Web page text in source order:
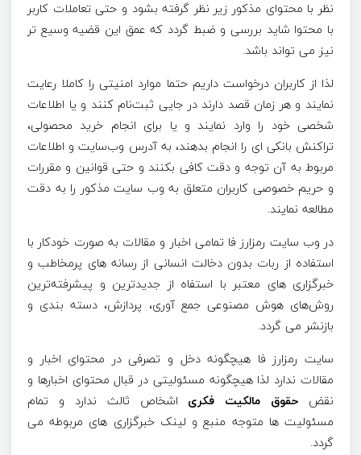
نظر با محتوای مذکور زیر نظر گرفته بشود و حتی تعاملات کاربر
با محتوا شاید بررسی و ضبط گردد که عمق این قضیه وسیع تر
نیز می تواند باشد.
لذا از کاربران درخواست داریم حتما موارد امنیتی را کاملا رعایت
نمایند و هر زمان قصد دارند در جایی ثبت‌نام کنند و یا اطلاعات
شخصی خود را وارد نمایند و یا برای انجام خرید محصولی،
تراکنش بانکی ای را انجام بدهند، به آدرس وب‌سایت و اطلاعات
مربوط به آن توجه و دقت کافی بکنند و حتی قوانین و مقررات
و حریم خصوصی کاربران متعلق به وب سایت مذکور را به دقت
مطالعه نمایند.
در وب سایت رمزارز فا تمامی اخبار و مقالات به صورت خودکار با
استفاده از ربات بدون دخالت انسانی از رسانه های پرمخاطب و
خبرگزاری های معتبر با استفاه از جدیدترین و پیشرفته‌ترین
روش‌های هوش مصنوعی جمع آوری، پردازش، دسته بندی و
بازنشر می گردد.
سایت رمزارز فا هیچگونه دخل و تصرفی در محتوای اخبار و
مقالات ندارد لذا هیچگونه مسئولیتی در قبال محتوای اخبارها و
نقض حقوق مالکیت فکری اشخاص ثالث ندارد و تمام
مسئولیت ها متوجه منبع و لینک خبرگزاری های مربوطه می
گردد.